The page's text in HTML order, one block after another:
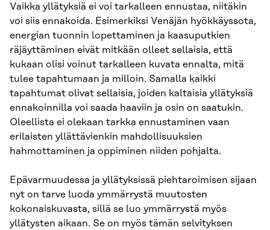
Vaikka yllätyksiä ei voi tarkalleen ennustaa, niitäkin
voi siis ennakoida. Esimerkiksi Venäjän hyökkäyssota,
energian tuonnin lopettaminen ja kaasuputkien
räjäyttäminen eivät mitkään olleet sellaisia, että
kukaan olisi voinut tarkalleen kuvata ennalta, mitä
tulee tapahtumaan ja milloin. Samalla kaikki
tapahtumat olivat sellaisia, joiden kaltaisia yllätyksiä
ennakoinnilla voi saada haaviin ja osin on saatukin.
Oleellista ei olekaan tarkka ennustaminen vaan
erilaisten yllättävienkin mahdollisuuksien
hahmottaminen ja oppiminen niiden pohjalta.
Epävarmuudessa ja yllätyksissä piehtaroimisen sijaan
nyt on tarve luoda ymmärrystä muutosten
kokonaiskuvasta, sillä se luo ymmärrystä myös
yllätysten aikaan. Se on myös tämän selvityksen